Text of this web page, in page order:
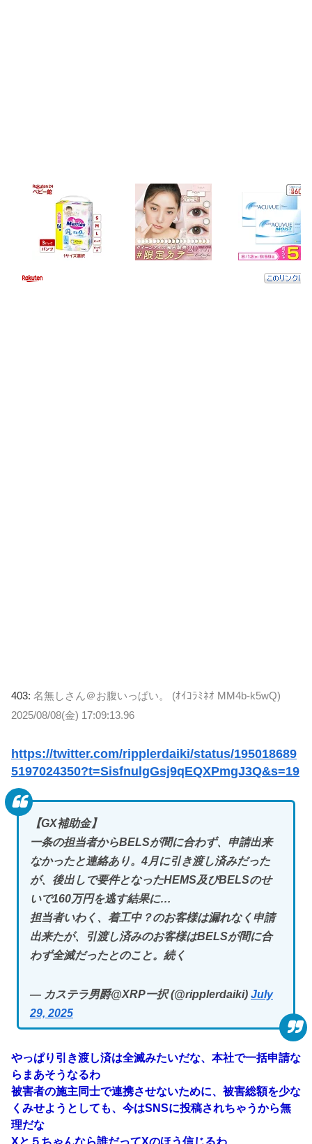
403: 名無しさん＠お腹いっぱい。 (ｵｲｺﾗﾐﾈｵ MM4b-k5wQ)
2025/08/08(金) 17:09:13.96
https://twitter.com/ripplerdaiki/status/195018689
5197024350?t=SisfnulgGsj9qEQXPmgJ3Q&s=19
【GX補助金】
一条の担当者からBELSが間に合わず、申請出来
なかったと連絡あり。4月に引き渡し済みだった
が、後出しで要件となったHEMS及びBELSのせ
いで160万円を逃す結果に…
担当者いわく、着工中？のお客様は漏れなく申請
出来たが、引渡し済みのお客様はBELSが間に合
わず全滅だったとのこと。続く
— カステラ男爵@XRP一択 (@ripplerdaiki) July
29, 2025
やっぱり引き渡し済は全滅みたいだな、本社で一括申請な
らまあそうなるわ
被害者の施主同士で連携させないために、被害総額を少な
くみせようとしても、今はSNSに投稿されちゃうから無
理だな
Xと５ちゃんなら誰だってXのほう信じるわ